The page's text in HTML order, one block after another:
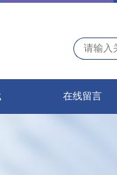
在线留言